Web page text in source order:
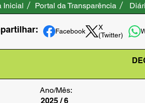
Inicial Portal da Transparência
Facebook
X
(Twitter)
Ano/Mês:
2025 / 6